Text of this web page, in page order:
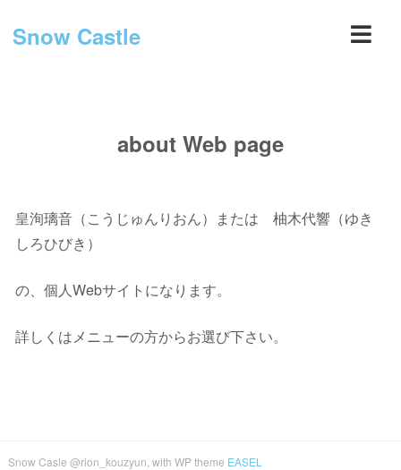
Snow Castle
about Web page
皇洵璃音（こうじゅんりおん）または 柚木代響（ゆき
しろひびき）
の、個人Webサイトになります。
詳しくはメニューの方からお選び下さい。
Snow Casle @rion_kouzyun, with WP theme EASEL